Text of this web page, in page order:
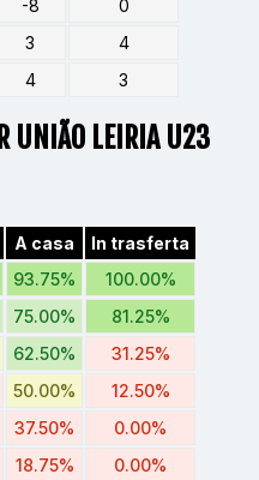
-8
0
3
4
4 3
UNIÃO LEIRIA U23
A casa
In trasferta
93.75%
100.00%
75.00%
81.25%
62.50%
31.25%
50.00%
12.50%
37.50%
0.00%
18.75%
0.00%